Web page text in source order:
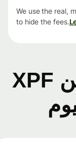
We use the
to hide the
أسعار الصرف من XPF